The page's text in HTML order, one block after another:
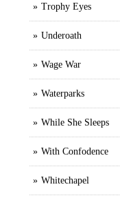
Trophy Eyes
Underoath
Wage War
Waterparks
While She Sleeps
With Confodence
Whitechapel